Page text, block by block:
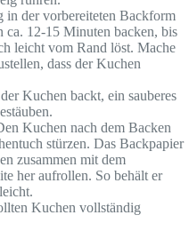
in der vorbereiteten Backform
ca. 12-15 Minuten backen, bis
leicht vom Rand löst. Mache
dass der Kuchen
Kuchen backt, ein sauberes
Kuchen nach dem Backen
stürzen. Das Backpapier
zusammen mit dem
her aufrollen. So behält er
Kuchen vollständig